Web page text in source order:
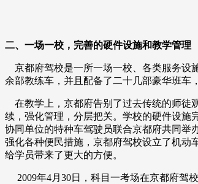
二、一场一校，完善的硬件设施和教学管理
京都府驾校是一所一场一校、各类服务设
余部教练车，并且配备了二十几部豪华班车
在教学上，京都府告别了过去传统的师徒
续，强化管理，分层把关。学校的硬件设施
协同单位的特种车驾驶员联合京都府共同举
强化各种便民措施，京都府驾校设立了机动
给学员带来了更大的方便。
2009年4月30日，科目一考场在京都府驾